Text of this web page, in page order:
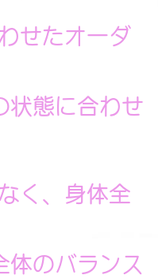
せたオーダ
状態に合わせ
く、身体全
体のバランス